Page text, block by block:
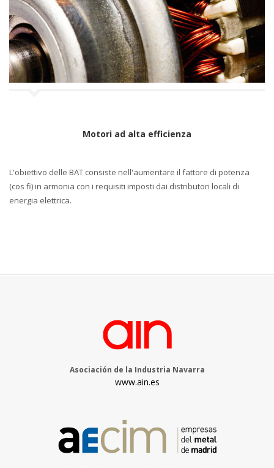
n
a
v
i
g
a
z
e
Motori ad alta efficienza
L'obiettivo delle BAT consiste nell'aumentare il fattore di potenza
(cos fi) in armonia con i requisiti imposti dai distributori locali di
energia elettrica.
Asociación de la Industria Navarra
www.ain.es